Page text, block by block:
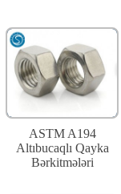
ASTM A194
Altıbucaqlı Qayka
Bərkitmələri